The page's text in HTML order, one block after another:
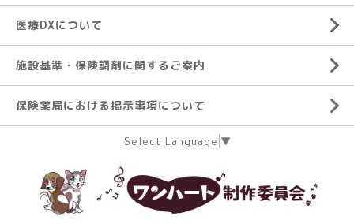
医療DXについて
施設基準・保険調剤に関するご案内
保険薬局における掲示事項について
Select Language ▼